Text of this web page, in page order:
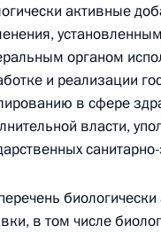
закон от
изменения в
2026 года
закон от
активные
органом
и реализации
в сфере
власти,
в том числе